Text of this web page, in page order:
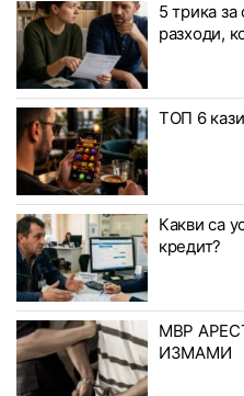
5 трика
разходи,
ТОП 6
Какви са
кредит?
МВР
ИЗМАМИ